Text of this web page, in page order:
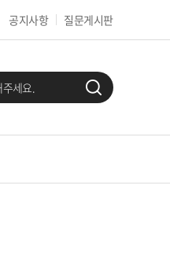
공지사항 질문게시판